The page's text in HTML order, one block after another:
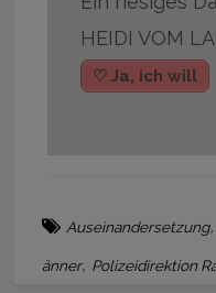
HEIDI VOM
♡ Ja, ich will
Auseinandersetzung,
änner, Polizeidirektion